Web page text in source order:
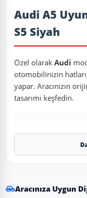
Ürün Açıklaması
Audi A5
S5 Siyah
Özel olarak Audi
otomobilinizin
yapar. Aracınızın
tasarımı keşfedin.
✨ Ürün
modelleriyle tam
✔ Malzeme:
Aracınıza Uygun